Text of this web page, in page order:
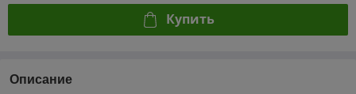
Купить
Описание